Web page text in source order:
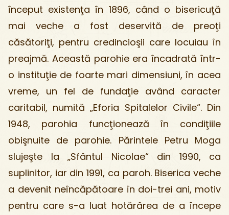
început existenţa în 1896, când o bisericuţă
mai veche a fost deservită de preoţi
căsătoriţi, pentru credincioşii care locuiau în
preajmă. Această parohie era încadrată într-
o instituţie de foarte mari dimensiuni, în acea
vreme, un fel de fundaţie având caracter
caritabil, numită „Eforia Spitalelor Civile“. Din
1948, parohia funcţionează în condiţiile
obişnuite de parohie. Părintele Petru Moga
slujeşte la „Sfântul Nicolae“ din 1990, ca
suplinitor, iar din 1991, ca paroh. Biserica veche
a devenit neîncăpătoare în doi-trei ani, motiv
pentru care s-a luat hotărârea de a începe